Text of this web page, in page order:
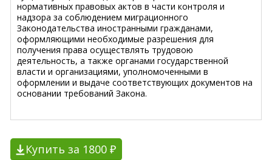
нормативных правовых актов в части контроля и
надзора за соблюдением миграционного
Законодательства иностранными гражданами,
оформляющими необходимые разрешения для
получения права осуществлять трудовою
деятельность, а также органами государственной
власти и организациями, уполномоченными в
оформлении и выдаче соответствующих документов на
основании требований Закона.
Купить за 1800 ₽